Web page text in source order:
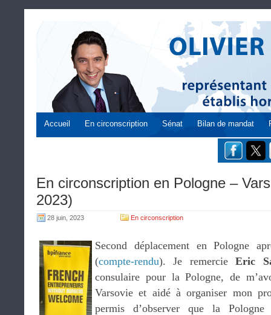
Accueil En circonscription Sénat Bilan de mandat
En circonscription en Pologne –
2023)
28 juin, 2023 En circonscription
Second déplacement en Pologne
(compte-rendu). Je remercieEric
consulaire pour la Pologne, de
Varsovie et aidé à organiser mon
permis d’observer que la